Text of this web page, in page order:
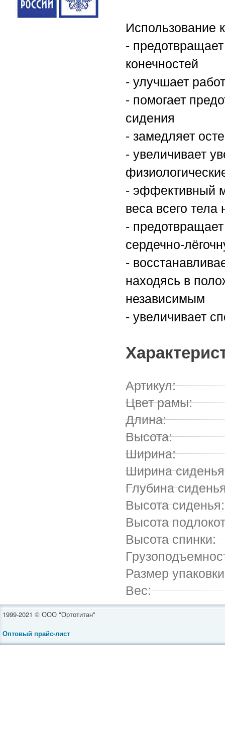
Использование
-
конечностей
- улучшает
- помогает
сидения
- замедляет
- увеличивает
- эффективный
веса всего тела
-
сердечно-
-
находясь в
независимым
- увеличивает
Артикул:
Цвет рамы:
Длина:
Высота:
Ширина:
Ширина
Глубина
Высота сиденья:
Высота
Высота спинки:
Размер
Вес:
1999-2021 © ООО "Ортотитан"
Оптовый прайс-лист